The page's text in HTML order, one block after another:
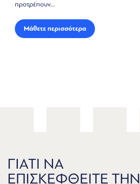
προτρέπουν...
Μάθετε περισσότερα
ΓΙΑΤΙ ΝΑ
ΕΠΙΣΚΕΦΘΕΙΤΕ ΤΗΝ